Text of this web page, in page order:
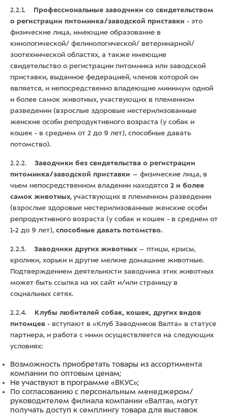
2.2.1. Профессиональные заводчики со свидетельством
о регистрации питомника/заводской приставки - это
физические лица, имеющие образование в
кинологической/ фелинологической/ ветеринарной/
зоотехнической областях, а также имеющие
свидетельство о регистрации питомника или заводской
приставки, выданное федерацией, членов которой он
является, и непосредственно владеющие минимум одной
и более самок животных, участвующих в племенном
разведении (взрослые здоровые нестерилизованные
женские особи репродуктивного возраста (у собак и
кошек - в среднем от 2 до 9 лет), способные давать
потомство).
2.2.2. Заводчики без свидетельства о регистрации
питомника/заводской приставки – физические лица, в
чьем непосредственном владении находятся 2 и более
самок животных, участвующих в племенном разведении
(взрослые здоровые нестерилизованные женские особи
репродуктивного возраста (у собак и кошек - в среднем от
1-2 до 9 лет), способные давать потомство.
2.2.3. Заводчики других животных – птицы, крысы,
кролики, хорьки и другие мелкие домашние животные.
Подтверждением деятельности заводчика этих животных
может быть ссылка на их сайт и/или страницу в
социальных сетях.
2.2.4. Клубы любителей собак, кошек, других видов
питомцев - вступают в «Клуб Заводчиков Валта» в статусе
партнера, и работа с ними осуществляется на следующих
условиях:
Возможность приобретать товары из ассортимента
компании по оптовым ценам;
Не участвуют в программе «ВКУС»;
По согласованию с персональным менеджером/
руководителем филиала компании «Валта», могут
получать доступ к семплингу товара для выставок